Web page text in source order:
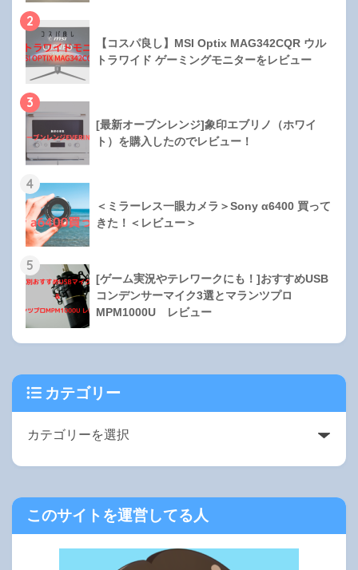
2
【コスパ良し】MSI Optix MAG342CQR ウル
トラワイド ゲーミングモニターをレビュー
3
[最新オーブンレンジ]象印エブリノ（ホワイ
ト）を購入したのでレビュー！
4
＜ミラーレス一眼カメラ＞Sony α6400 買って
きた！＜レビュー＞
5
[ゲーム実況やテレワークにも！]おすすめUSB
コンデンサーマイク3選とマランツプロ
MPM1000U レビュー
カテゴリー
このサイトを運営してる人